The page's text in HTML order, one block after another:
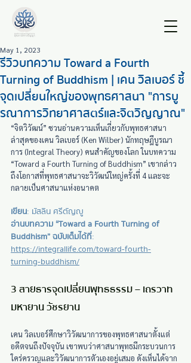
รีวิวบทความ Toward a Fourth
Turning of Buddhism | เคน วิลเบอร์ ชี้
จุดเปลี่ยนใหญ่ของพุทธศาสนา "การบู
รณาการวิทยาศาสตร์และจิตวิญญาณ"
May 1, 2023
“จิตวิวัฒน์” ชวนอ่านความเห็นเกี่ยวกับพุทธศาสนา
ล่าสุดของเคน วิลเบอร์ (Ken Wilber) นักทฤษฎีบูรณา
การ (Integral Theory) คนสำคัญของโลก ในบทความ
“Toward a Fourth Turning of Buddhism” เขากล่าว
ถึงโอกาสที่พุทธศาสนาจะวิวัฒน์ใหญ่ครั้งที่ 4 และจะ
กลายเป็นศาสนาแห่งอนาคต
เขียน: มัสลิน ศรีตัญญู
อ่านบทความ “Toward a Fourth Turning of
Buddhism” ฉบับเต็มได้ที่:
https://integrallife.com/toward-fourth-
turning-buddhism/
3 สายธารจุดเปลี่ยนพุทธธรรม – เถรวาท
มหายาน วัชรยาน
เคน วิลเบอร์ศึกษาวิวัฒนาการของพุทธศาสนาตั้งแต่
อดีตจนถึงปัจจุบัน เขาพบว่าศาสนาพุทธมีกระบวนการ
ใคร่ครวญและวิวัฒนาการตัวเองอยู่เสมอ ดังเห็นได้จาก